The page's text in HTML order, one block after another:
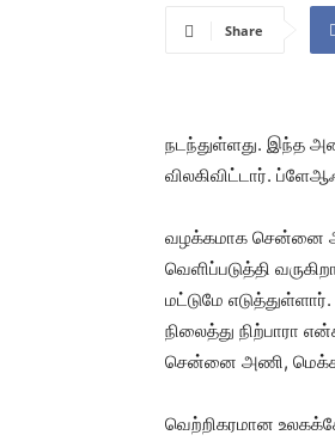
Share
நடந்துள்ளது. இந்த
விலகிவிட்டார்.
வழக்கமாக சென்னை
வெளிப்படுத்தி
மட்டுமே
நிலைத்து நிற்பாரா
சென்னை அணி,
வெற்றிகரமான